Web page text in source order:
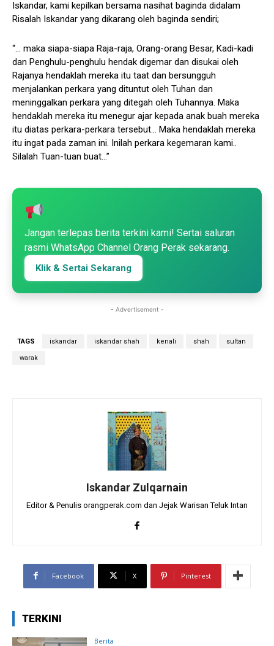
Iskandar, kami kepilkan bersama nasihat baginda didalam
Risalah Iskandar yang dikarang oleh baginda sendiri;
“… maka siapa-siapa Raja-raja, Orang-orang Besar, Kadi-kadi
dan Penghulu-penghulu hendak digemar dan disukai oleh
Rajanya hendaklah mereka itu taat dan bersungguh
menjalankan perkara yang dituntut oleh Tuhan dan
meninggalkan perkara yang ditegah oleh Tuhannya. Maka
hendaklah mereka itu menegur ajar kepada anak buah mereka
itu diatas perkara-perkara tersebut… Maka hendaklah mereka
itu ingat pada zaman ini. Inilah perkara kegemaran kami..
Silalah Tuan-tuan buat…”
Jangan terlepas berita terkini kami! Sertai saluran
rasmi WhatsApp Channel Orang Perak sekarang.
Klik & Sertai Sekarang
- Advertisement -
TAGS iskandar iskandar shah kenali shah sultan
warak
Iskandar Zulqarnain
Editor & Penulis orangperak.com dan Jejak Warisan Teluk Intan
Facebook X Pinterest
TERKINI
Berita